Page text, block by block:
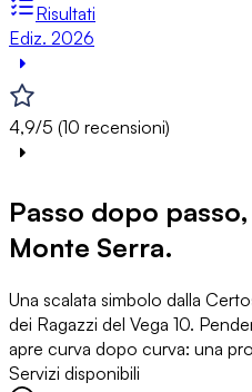
Risultati
Ediz. 2026
4,9/5 (10 recensioni)
Passo dopo
Monte Serra.
Una scalata simbolo dalla
dei Ragazzi del Vega 10.
apre curva dopo curva: una
Servizi disponibili